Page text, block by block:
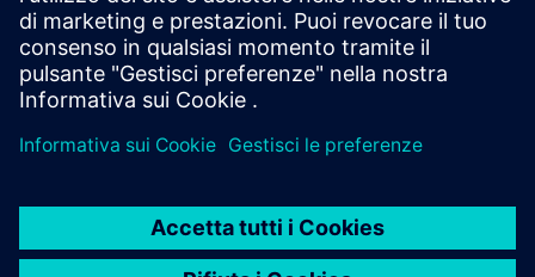
funzionalità MES low-code
Accedere al white paper